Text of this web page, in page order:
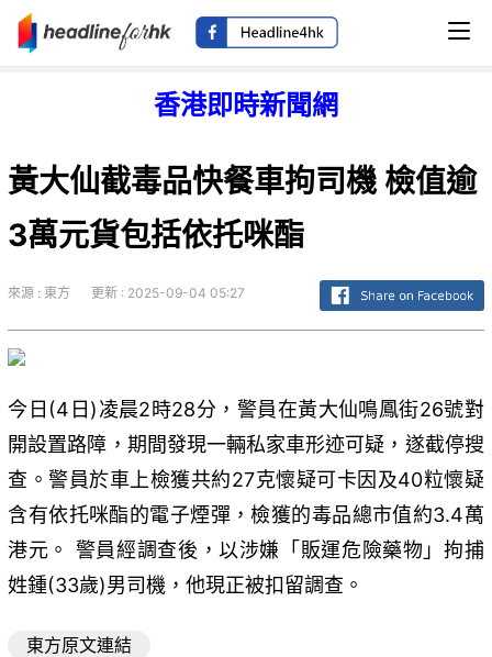
香港即時新聞網
黃大仙截毒品快餐車拘司機 檢值逾
3萬元貨包括依托咪酯
來源 : 東方 更新 : 2025-09-04 05:27
今日(4日)凌晨2時28分，警員在黃大仙鳴鳳街26號對
開設置路障，期間發現一輛私家車形迹可疑，遂截停搜
查。警員於車上檢獲共約27克懷疑可卡因及40粒懷疑
含有依托咪酯的電子煙彈，檢獲的毒品總市值約3.4萬
港元。 警員經調查後，以涉嫌「販運危險藥物」拘捕
姓鍾(33歲)男司機，他現正被扣留調查。
東方原文連結